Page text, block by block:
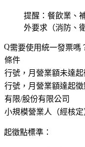
提醒：餐飲業、
外要求（消防、
需要使用統一發票嗎
條件
行號，月營業額未達
行號，月營業額達起徵
有限/股份有限公司
小規模營業人（經核定
起徵點標準：